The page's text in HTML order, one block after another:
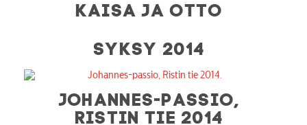
KAISA JA OTTO
SYKSY 2014
JOHANNES-PASSIO,
RISTIN TIE 2014